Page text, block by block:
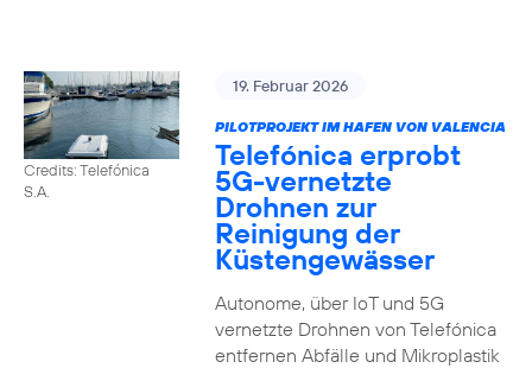
Credits: Telefónica
S.A.
19. Februar 2026
PILOTPROJEKT IM HAFEN VON VALENCIA
Telefónica erprobt
5G-vernetzte
Drohnen zur
Reinigung der
Küstengewässer
Autonome, über IoT und 5G
vernetzte Drohnen von Telefónica
entfernen Abfälle und Mikroplastik